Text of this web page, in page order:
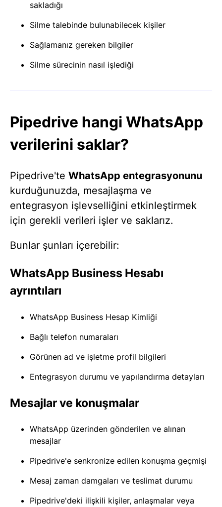
sakladığı
Silme talebinde bulunabilecek kişiler
Sağlamanız gereken bilgiler
Silme sürecinin nasıl işlediği
Pipedrive hangi WhatsApp
verilerini saklar?
Pipedrive'te WhatsApp entegrasyonunu
kurduğunuzda, mesajlaşma ve
entegrasyon işlevselliğini etkinleştirmek
için gerekli verileri işler ve saklarız.
Bunlar şunları içerebilir:
WhatsApp Business Hesabı
ayrıntıları
WhatsApp Business Hesap Kimliği
Bağlı telefon numaraları
Görünen ad ve işletme profil bilgileri
Entegrasyon durumu ve yapılandırma detayları
Mesajlar ve konuşmalar
WhatsApp üzerinden gönderilen ve alınan
mesajlar
Pipedrive'e senkronize edilen konuşma geçmişi
Mesaj zaman damgaları ve teslimat durumu
Pipedrive'deki ilişkili kişiler, anlaşmalar veya